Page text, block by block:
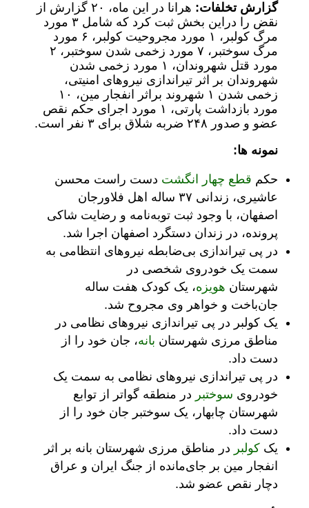
گزارش تخلفات:
هرانا در این ماه، ۲۰ گزارش از
نقض را دراین بخش ثبت کرد که شامل ۳ مورد
مرگ کولبر، ۱ مورد مجروحیت کولبر، ۶ مورد
مرگ سوختبر، ۷ مورد زخمی شدن سوختبر، ۲
مورد قتل شهروندان، ۱ مورد زخمی شدن
شهروندان بر اثر تیراندازی نیروهای امنیتی،
زخمی شدن ۱ شهروند براثر انفجار مین، ۱۰
مورد بازداشت پارتی، ۱ مورد اجرای حکم نقص
عضو و صدور ۲۴۸ ضربه شلاق برای ۳ نفر است.
نمونه ها:
حکم قطع چهار انگشت دست راست محسن
عاشیری، زندانی ۳۷ ساله اهل فلاورجان
اصفهان، با وجود ثبت توبه‌نامه و رضایت شاکی
پرونده، در زندان دستگرد اصفهان اجرا شد.
در پی تیراندازی بی‌ضابطه نیروهای انتظامی به
سمت یک خودروی شخصی در
شهرستان هویزه، یک کودک هفت ساله
جان‌باخت و خواهر وی مجروح شد.
یک کولبر در پی تیراندازی نیروهای نظامی در
مناطق مرزی شهرستان بانه، جان خود را از
دست داد.
در پی تیراندازی نیروهای نظامی به سمت یک
خودروی سوختبر در منطقه گواتر از توابع
شهرستان چابهار، یک سوختبر جان خود را از
دست داد.
یک کولبر در مناطق مرزی شهرستان بانه بر اثر
انفجار مین بر جای‌مانده از جنگ ایران و عراق
دچار نقص عضو شد.